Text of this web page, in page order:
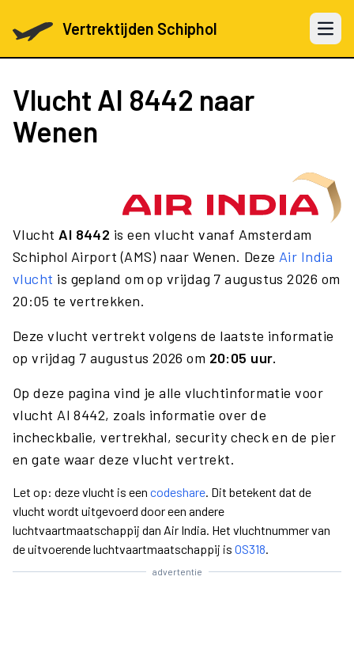
Vertrektijden Schiphol Open
Vlucht AI 8442 naar
Wenen
Vlucht AI 8442 is een vlucht vanaf Amsterdam
Schiphol Airport (AMS) naar Wenen. Deze Air India
vlucht is gepland om op vrijdag 7 augustus 2026 om
20:05 te vertrekken.
Deze vlucht vertrekt volgens de laatste informatie
op vrijdag 7 augustus 2026 om 20:05 uur.
Op deze pagina vind je alle vluchtinformatie voor
vlucht AI 8442, zoals informatie over de
incheckbalie, vertrekhal, security check en de pier
en gate waar deze vlucht vertrekt.
Let op: deze vlucht is een codeshare. Dit betekent dat de
vlucht wordt uitgevoerd door een andere
luchtvaartmaatschappij dan Air India. Het vluchtnummer van
de uitvoerende luchtvaartmaatschappij is OS318.
advertentie